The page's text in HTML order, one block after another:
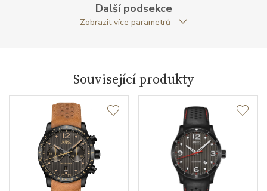
kulatý
Typ strojku Mido 80 Automatic
Rezerva chodu strojku
Kalibr strojku automatický nátah
Další podsekce
Zobrazit více parametrů
Související produkty